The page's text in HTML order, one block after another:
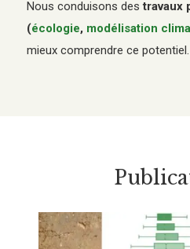
Nous conduisons destravaux
(écologie, modélisation
mieux comprendre ce potentiel.